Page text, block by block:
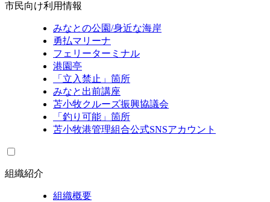
市民向け利用情報
みなとの公園/身近な海岸
勇払マリーナ
フェリーターミナル
港園亭
「立入禁止」箇所
みなと出前講座
苫小牧クルーズ振興協議会
「釣り可能」箇所
苫小牧港管理組合公式SNSアカウント
組織紹介
組織概要